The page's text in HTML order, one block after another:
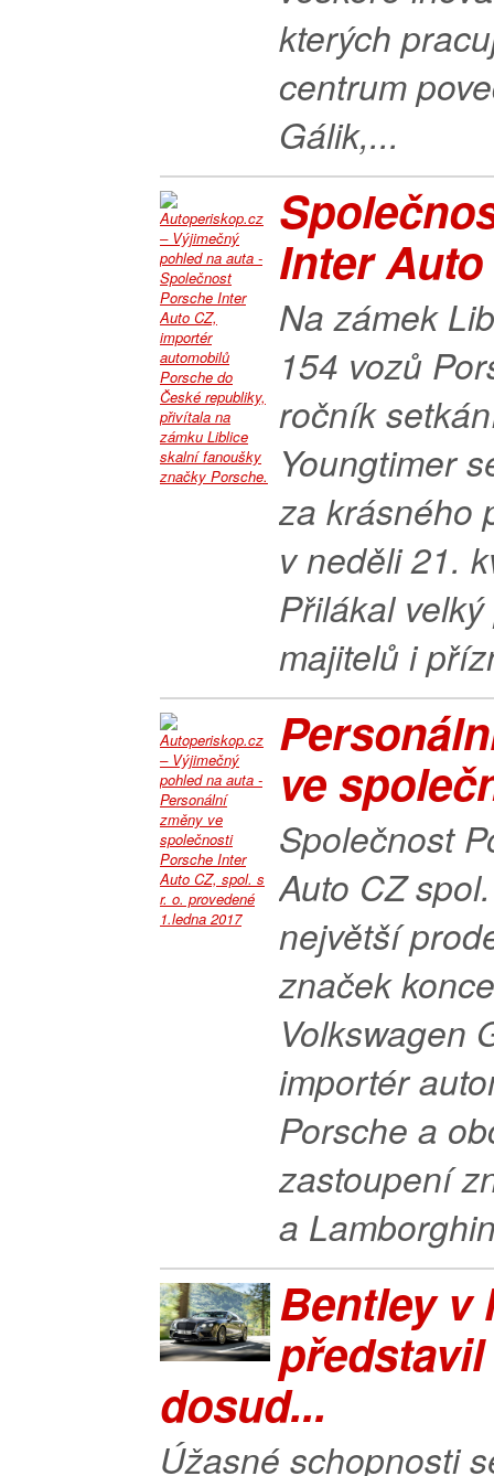
kterých
centrum
Gálik,...
Inter Auto
Na zámek
154 vozů
ročník
Youngtimer
za krásného
v neděli 21.
Přilákal
majitelů i
ve
Společnost
Auto CZ
největší
značek
Volkswagen
importér
Porsche a
zastoupení
a
Bentley v
dosud...
Úžasné schopnosti